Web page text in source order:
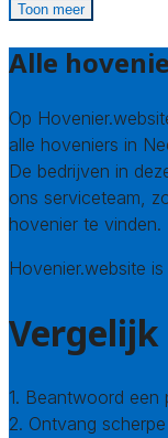
Toon meer
Alle
Op
alle hoveniers in
De bedrijven in
ons serviceteam,
hovenier te vinden.
Hovenier.website
Vergelijk
1. Beantwoord een
2. Ontvang